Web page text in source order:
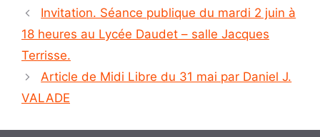
Invitation. Séance publique du mardi 2 juin à
18 heures au Lycée Daudet – salle Jacques
Terrisse.
Article de Midi Libre du 31 mai par Daniel J.
VALADE